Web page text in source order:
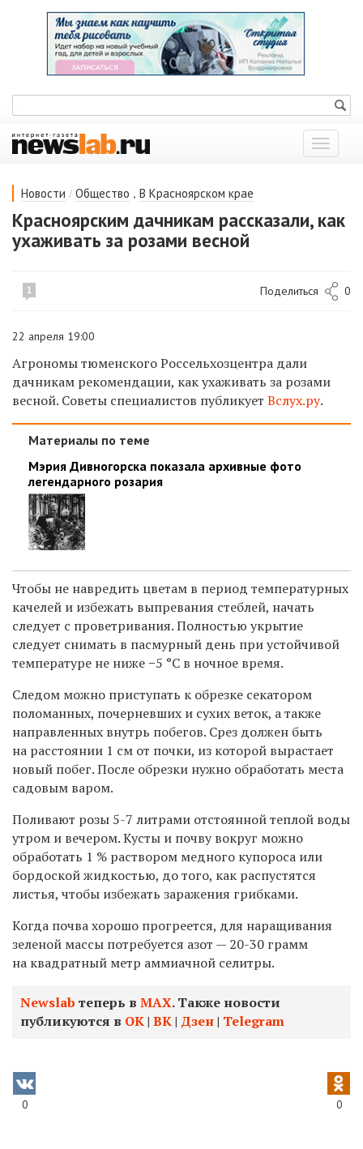
Показать
меню
Новости / Общество , В Красноярском крае
Красноярским дачникам рассказали, как
ухаживать за розами весной
1 Поделиться 0
22 апреля 19:00
Агрономы тюменского Россельхозцентра дали
дачникам рекомендации, как ухаживать за розами
весной. Советы специалистов публикует Вслух.ру.
Материалы по теме
Мэрия Дивногорска показала архивные фото
легендарного розария
Чтобы не навредить цветам в период температурных
качелей и избежать выпревания стеблей, начать
следует с проветривания. Полностью укрытие
следует снимать в пасмурный день при устойчивой
температуре не ниже −5 °C в ночное время.
Следом можно приступать к обрезке секатором
поломанных, почерневших и сухих веток, а также
направленных внутрь побегов. Срез должен быть
на расстоянии 1 см от почки, из которой вырастает
новый побег.После обрезки нужно обработать места
садовым варом.
Поливают розы 5-7 литрами отстоянной теплой воды
утром и вечером. Кусты и почву вокруг можно
обработать 1 % раствором медного купороса или
бордоской жидкостью, до того, как распустятся
листья, чтобы избежать заражения грибками.
Когда почва хорошо прогреется, для наращивания
зеленой массы потребуется азот — 20-30 грамм
на квадратный метр аммиачной селитры.
Newslab теперь в МАХ. Также новости
публикуются в ОК| ВК| Дзен| Telegram
0 0